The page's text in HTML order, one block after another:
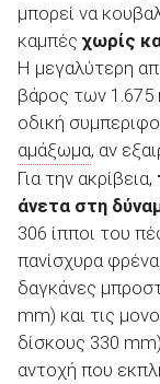
μπορεί να
καμπές χωρίς
Η μεγαλύτερη
βάρος των 1.675
οδική
αμάξωμα, αν
Για την ακρίβεια,
άνετα στη
306 ίπποι του
πανίσχυρα
δαγκάνες
mm) και τις
δίσκους 330
αντοχή που